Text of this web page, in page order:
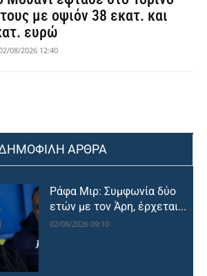
με οψιόν 38 εκατ. και
ευρώ
08/2026 12:40
ΑΡΘΡΑ
Ράφα Μιρ: Συμφωνία δύο
ετών με τον Άρη, έρχεται...
02/08/2026 09:10